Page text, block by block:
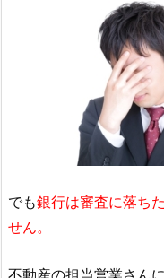
でも銀行は審査に落ち
せん。